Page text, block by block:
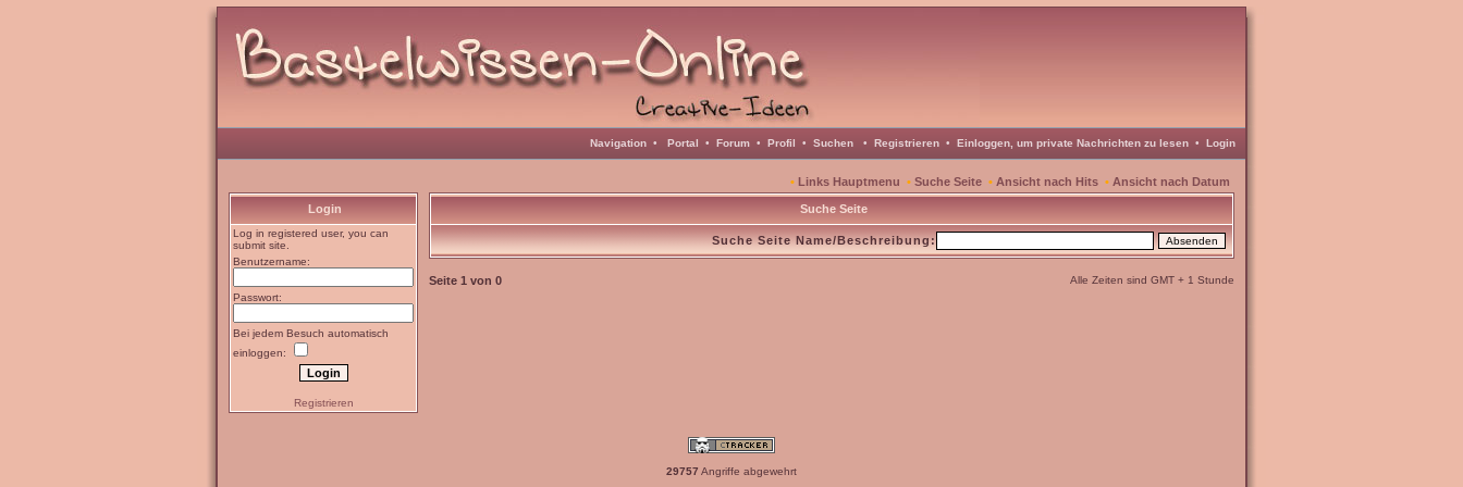
Navigation • Portal • Forum • Profil • Suchen • Registrieren • Einloggen, um private Nachrichten zu lesen • Login
• Links Hauptmenu • Suche Seite • Ansicht nach Hits • Ansicht nach Datum
Login
Log in registered user, you can
submit site.
Benutzername:
Passwort:
Bei jedem Besuch automatisch
einloggen:
Registrieren
Suche Seite
Suche Seite Name/Beschreibung:
Seite 1 von 0 Alle Zeiten sind GMT + 1 Stunde
29757 Angriffe abgewehrt